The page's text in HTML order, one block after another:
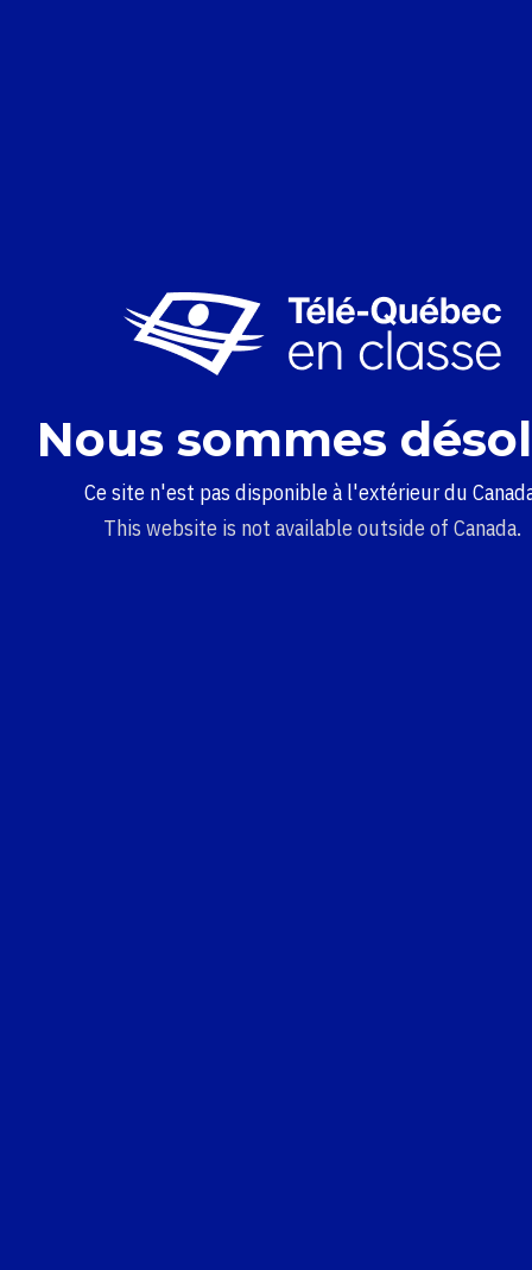
Nous sommes
Ce site n'est pas disponible à l'extérieur du
This website is not available outside of Canada.